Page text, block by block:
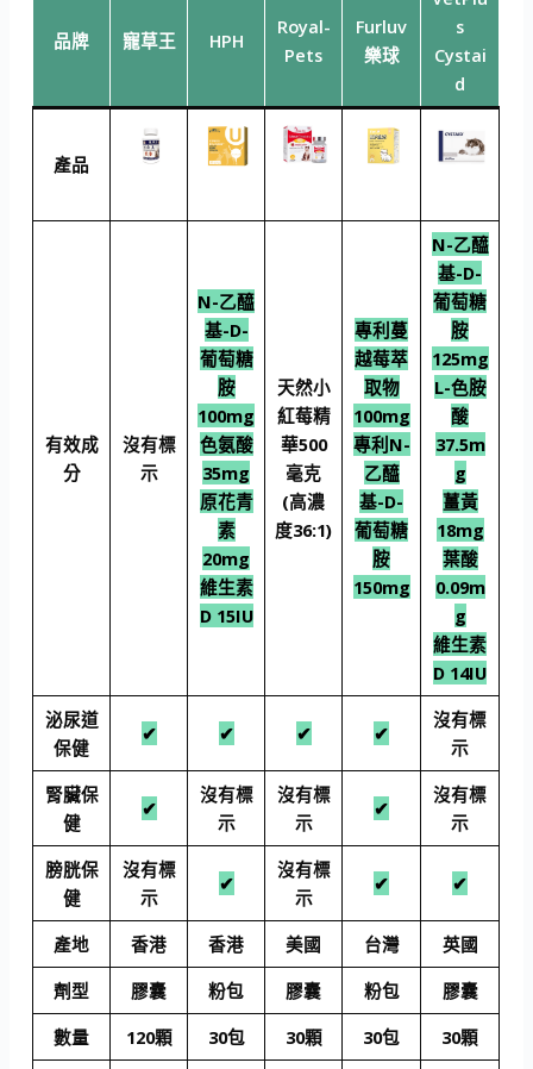
品牌 寵草王 HPH
Royal-
Pets
Furluv
樂球
s
Cystai
d
產品
有效成
分
沒有標
示
N-乙醯
基-D-
葡萄糖
胺
100mg
色氨酸
35mg
原花青
素
20mg
維生素
D 15IU
天然小
紅莓精
華500
毫克
(高濃
度36:1)
專利蔓
越莓萃
取物
100mg
專利N-
乙醯
基-D-
葡萄糖
胺
150mg
N-乙醯
基-D-
葡萄糖
胺
125mg
L-色胺
酸
37.5m
g
薑黃
18mg
葉酸
0.09m
g
維生素
D 14IU
泌尿道
保健
✔ ✔ ✔ ✔
沒有標
示
腎臟保
健
✔
沒有標
示
沒有標
示
✔
沒有標
示
膀胱保
健
沒有標
示
✔
沒有標
示
✔ ✔
產地 香港 香港 美國 台灣
英國
劑型
膠囊 粉包 膠囊 粉包
膠囊
數量
120顆 30包 30顆 30包 30顆